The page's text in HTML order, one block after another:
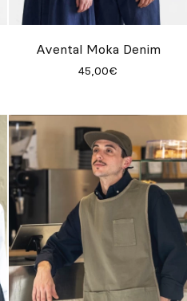
FR DE IT
Avental Moka Denim
45,00€